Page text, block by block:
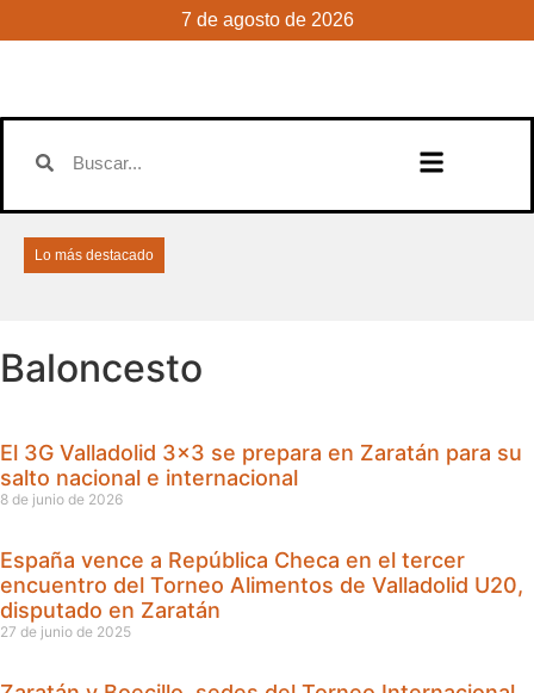
7 de agosto de 2026
Lo más destacado
Baloncesto
El 3G Valladolid 3×3 se prepara en Zaratán para su
salto nacional e internacional
8 de junio de 2026
España vence a República Checa en el tercer
encuentro del Torneo Alimentos de Valladolid U20,
disputado en Zaratán
27 de junio de 2025